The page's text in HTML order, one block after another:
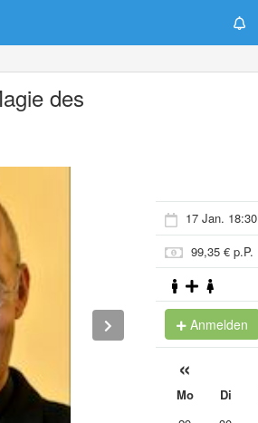
des
17 Jan. 18:30
99,35 € p.P.
Anmelden
«
Mo Di